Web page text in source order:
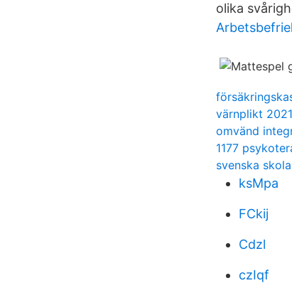
olika
värnplikt 2021
omvänd
1177
svenska
ksMpa
FCkij
Cdzl
czIqf